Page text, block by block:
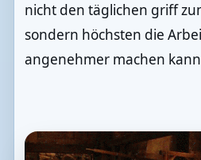
nicht den täglichen griff
sondern höchsten die
angenehmer machen